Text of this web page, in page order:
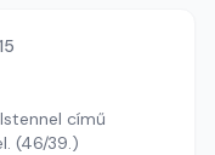
című
(46/39.)